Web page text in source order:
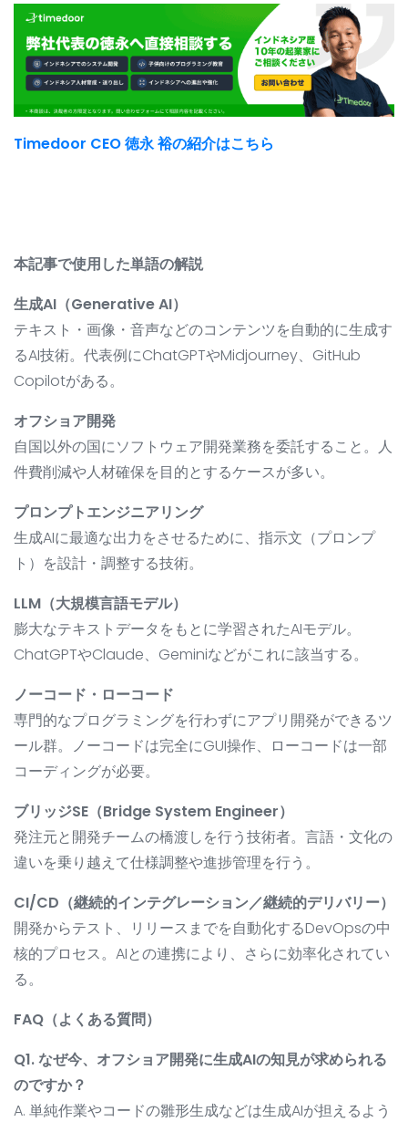
Timedoor CEO 徳永 裕の紹介はこちら
本記事で使用した単語の解説
生成AI（Generative AI）
テキスト・画像・音声などのコンテンツを自動的に生成す
るAI技術。代表例にChatGPTやMidjourney、GitHub
Copilotがある。
オフショア開発
自国以外の国にソフトウェア開発業務を委託すること。人
件費削減や人材確保を目的とするケースが多い。
プロンプトエンジニアリング
生成AIに最適な出力をさせるために、指示文（プロンプ
ト）を設計・調整する技術。
LLM（大規模言語モデル）
膨大なテキストデータをもとに学習されたAIモデル。
ChatGPTやClaude、Geminiなどがこれに該当する。
ノーコード・ローコード
専門的なプログラミングを行わずにアプリ開発ができるツ
ール群。ノーコードは完全にGUI操作、ローコードは一部
コーディングが必要。
ブリッジSE（Bridge System Engineer）
発注元と開発チームの橋渡しを行う技術者。言語・文化の
違いを乗り越えて仕様調整や進捗管理を行う。
CI/CD（継続的インテグレーション／継続的デリバリー）
開発からテスト、リリースまでを自動化するDevOpsの中
核的プロセス。AIとの連携により、さらに効率化されてい
る。
FAQ（よくある質問）
Q1. なぜ今、オフショア開発に生成AIの知見が求められる
のですか？
A. 単純作業やコードの雛形生成などは生成AIが担えるよう